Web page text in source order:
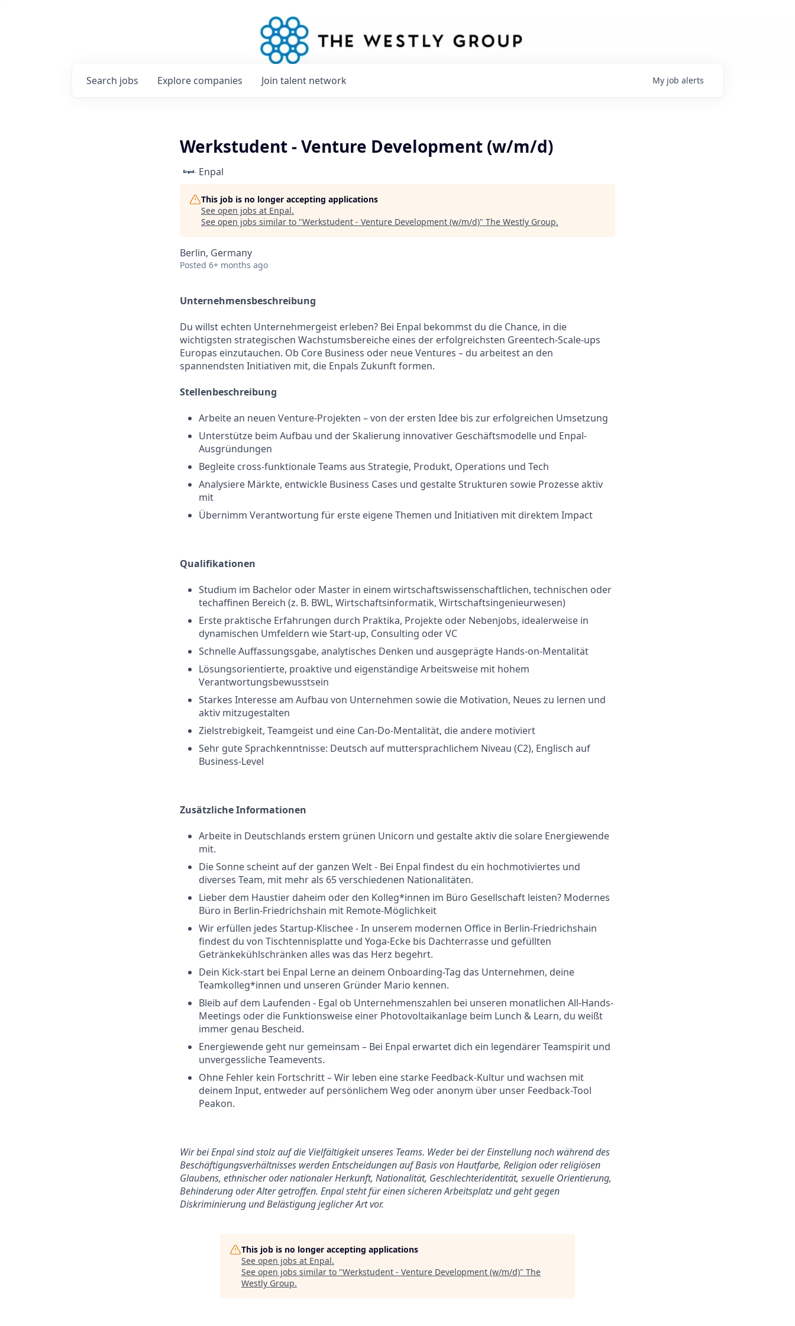
Search jobs Explore companies Join talent network My job alerts
Werkstudent - Venture Development (w/m/d)
Enpal
This job is no longer accepting applications
See open jobs at Enpal.
See open jobs similar to "Werkstudent - Venture Development (w/m/d)" The Westly Group.
Berlin, Germany
Posted 6+ months ago
Unternehmensbeschreibung
Du willst echten Unternehmergeist erleben? Bei Enpal bekommst du die Chance, in die
wichtigsten strategischen Wachstumsbereiche eines der erfolgreichsten Greentech-Scale-ups
Europas einzutauchen. Ob Core Business oder neue Ventures – du arbeitest an den
spannendsten Initiativen mit, die Enpals Zukunft formen.
Stellenbeschreibung
Arbeite an neuen Venture-Projekten – von der ersten Idee bis zur erfolgreichen Umsetzung
Unterstütze beim Aufbau und der Skalierung innovativer Geschäftsmodelle und Enpal-
Ausgründungen
Begleite cross-funktionale Teams aus Strategie, Produkt, Operations und Tech
Analysiere Märkte, entwickle Business Cases und gestalte Strukturen sowie Prozesse aktiv
mit
Übernimm Verantwortung für erste eigene Themen und Initiativen mit direktem Impact
Qualifikationen
Studium im Bachelor oder Master in einem wirtschaftswissenschaftlichen, technischen oder
techaffinen Bereich (z. B. BWL, Wirtschaftsinformatik, Wirtschaftsingenieurwesen)
Erste praktische Erfahrungen durch Praktika, Projekte oder Nebenjobs, idealerweise in
dynamischen Umfeldern wie Start-up, Consulting oder VC
Schnelle Auffassungsgabe, analytisches Denken und ausgeprägte Hands-on-Mentalität
Lösungsorientierte, proaktive und eigenständige Arbeitsweise mit hohem
Verantwortungsbewusstsein
Starkes Interesse am Aufbau von Unternehmen sowie die Motivation, Neues zu lernen und
aktiv mitzugestalten
Zielstrebigkeit, Teamgeist und eine Can-Do-Mentalität, die andere motiviert
Sehr gute Sprachkenntnisse: Deutsch auf muttersprachlichem Niveau (C2), Englisch auf
Business-Level
Zusätzliche Informationen
Arbeite in Deutschlands erstem grünen Unicorn und gestalte aktiv die solare Energiewende
mit.
Die Sonne scheint auf der ganzen Welt - Bei Enpal findest du ein hochmotiviertes und
diverses Team, mit mehr als 65 verschiedenen Nationalitäten.
Lieber dem Haustier daheim oder den Kolleg*innen im Büro Gesellschaft leisten? Modernes
Büro in Berlin-Friedrichshain mit Remote-Möglichkeit
Wir erfüllen jedes Startup-Klischee - In unserem modernen Office in Berlin-Friedrichshain
findest du von Tischtennisplatte und Yoga-Ecke bis Dachterrasse und gefüllten
Getränkekühlschränken alles was das Herz begehrt.
Dein Kick-start bei Enpal Lerne an deinem Onboarding-Tag das Unternehmen, deine
Teamkolleg*innen und unseren Gründer Mario kennen.
Bleib auf dem Laufenden - Egal ob Unternehmenszahlen bei unseren monatlichen All-Hands-
Meetings oder die Funktionsweise einer Photovoltaikanlage beim Lunch & Learn, du weißt
immer genau Bescheid.
Energiewende geht nur gemeinsam – Bei Enpal erwartet dich ein legendärer Teamspirit und
unvergessliche Teamevents.
Ohne Fehler kein Fortschritt – Wir leben eine starke Feedback-Kultur und wachsen mit
deinem Input, entweder auf persönlichem Weg oder anonym über unser Feedback-Tool
Peakon.
Wir bei Enpal sind stolz auf die Vielfältigkeit unseres Teams. Weder bei der Einstellung noch während des
Beschäftigungsverhältnisses werden Entscheidungen auf Basis von Hautfarbe, Religion oder religiösen
Glaubens, ethnischer oder nationaler Herkunft, Nationalität, Geschlechteridentität, sexuelle Orientierung,
Behinderung oder Alter getroffen. Enpal steht für einen sicheren Arbeitsplatz und geht gegen
Diskriminierung und Belästigung jeglicher Art vor.
This job is no longer accepting applications
See open jobs at Enpal.
See open jobs similar to "Werkstudent - Venture Development (w/m/d)" The
Westly Group.